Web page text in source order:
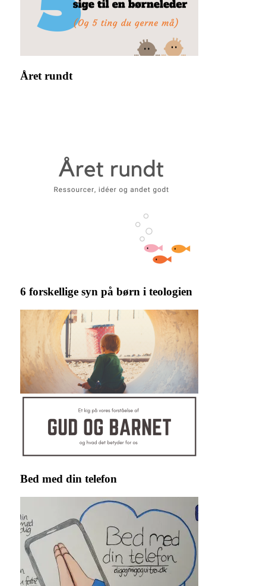
Året rundt
6 forskellige syn på børn i teologien
Bed med din telefon